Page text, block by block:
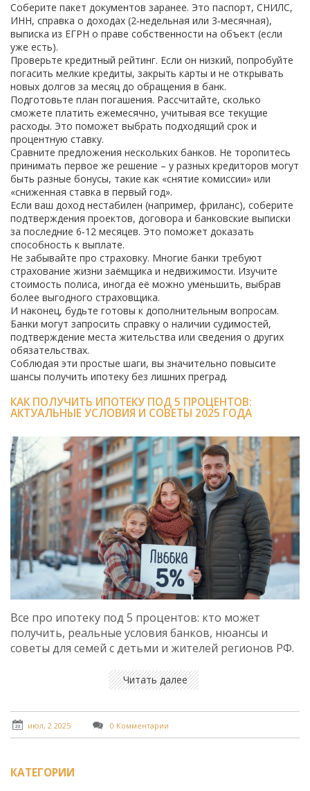
Соберите пакет документов заранее. Это паспорт, СНИЛС,
ИНН, справка о доходах (2‑недельная или 3‑месячная),
выписка из ЕГРН о праве собственности на объект (если
уже есть).
Проверьте кредитный рейтинг. Если он низкий, попробуйте
погасить мелкие кредиты, закрыть карты и не открывать
новых долгов за месяц до обращения в банк.
Подготовьте план погашения. Рассчитайте, сколько
сможете платить ежемесячно, учитывая все текущие
расходы. Это поможет выбрать подходящий срок и
процентную ставку.
Сравните предложения нескольких банков. Не торопитесь
принимать первое же решение – у разных кредиторов могут
быть разные бонусы, такие как «снятие комиссии» или
«сниженная ставка в первый год».
Если ваш доход нестабилен (например, фриланс), соберите
подтверждения проектов, договора и банковские выписки
за последние 6‑12 месяцев. Это поможет доказать
способность к выплате.
Не забывайте про страховку. Многие банки требуют
страхование жизни заёмщика и недвижимости. Изучите
стоимость полиса, иногда её можно уменьшить, выбрав
более выгодного страховщика.
И наконец, будьте готовы к дополнительным вопросам.
Банки могут запросить справку о наличии судимостей,
подтверждение места жительства или сведения о других
обязательствах.
Соблюдая эти простые шаги, вы значительно повысите
шансы получить ипотеку без лишних преград.
КАК ПОЛУЧИТЬ ИПОТЕКУ ПОД 5 ПРОЦЕНТОВ:
АКТУАЛЬНЫЕ УСЛОВИЯ И СОВЕТЫ 2025 ГОДА
Все про ипотеку под 5 процентов: кто может
получить, реальные условия банков, нюансы и
советы для семей с детьми и жителей регионов РФ.
Читать далее
июл, 2 2025 0 Комментарии
КАТЕГОРИИ